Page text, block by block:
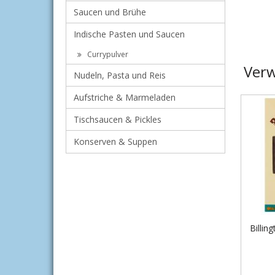
Saucen und Brühe
Indische Pasten und Saucen
Currypulver
Nudeln, Pasta und Reis
Aufstriche & Marmeladen
Tischsaucen & Pickles
Konserven & Suppen